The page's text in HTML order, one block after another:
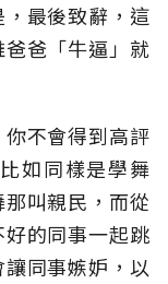
最後致辭，這
爸「牛逼」就
不會得到高評
如同樣是學舞
叫親民，而從
的同事一起跳
同事嫉妒，以